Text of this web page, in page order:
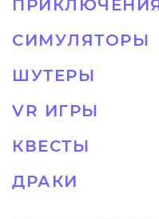
ПРИКЛЮЧЕНИЯ
СИМУЛЯТОРЫ
ШУТЕРЫ
VR ИГРЫ
КВЕСТЫ
ДРАКИ